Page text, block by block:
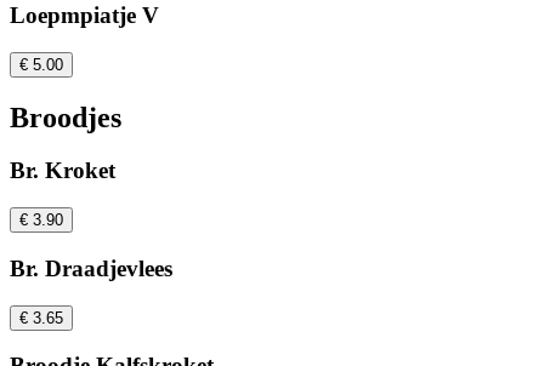
Loepmpiatje V
€ 5.00
Broodjes
Br. Kroket
€ 3.90
Br. Draadjevlees
€ 3.65